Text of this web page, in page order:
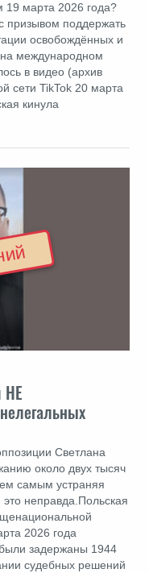
марта 2026 года?
призывом поддержать
освобождённых и
на международном
в видео (архив
сети TikTok 20 марта
кинула
НЕ
Светлана
около двух тысяч
самым устраняя
это неправда.Польская
2026 года
задержаны 1944
судебных решений